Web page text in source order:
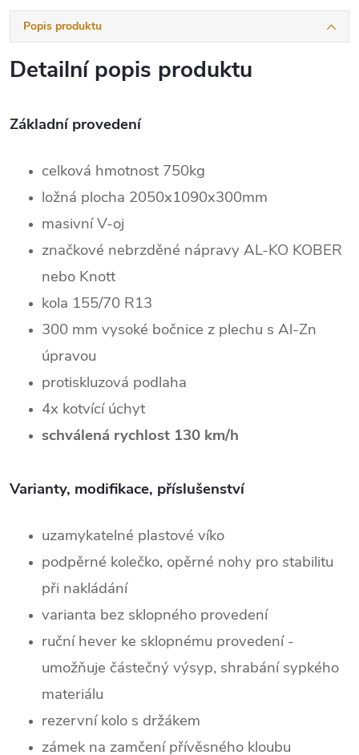
Popis produktu
Detailní popis produktu
Základní provedení
celková hmotnost 750kg
ložná plocha 2050x1090x300mm
masivní V-oj
značkové nebrzděné nápravy AL-KO KOBER
nebo Knott
kola 155/70 R13
300 mm vysoké bočnice z plechu s Al-Zn
úpravou
protiskluzová podlaha
4x kotvící úchyt
schválená rychlost 130 km/h
Varianty, modifikace, příslušenství
uzamykatelné plastové víko
podpěrné kolečko, opěrné nohy pro stabilitu
při nakládání
varianta bez sklopného provedení
ruční hever ke sklopnému provedení -
umožňuje částečný výsyp, shrabání sypkého
materiálu
rezervní kolo s držákem
zámek na zamčení přívěsného kloubu